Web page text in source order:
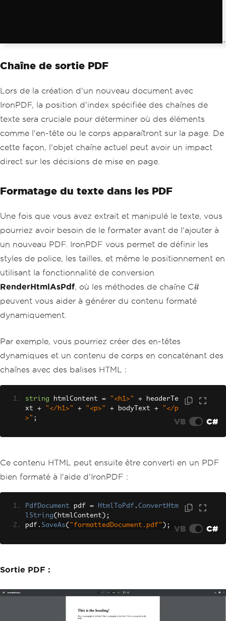
Chaîne de sortie PDF
Lors de la création d'un nouveau document avec
IronPDF, la position d'index spécifiée des chaînes de
texte sera cruciale pour déterminer où des éléments
comme l'en-tête ou le corps apparaîtront sur la page. De
cette façon, l'objet chaîne actuel peut avoir un impact
direct sur les décisions de mise en page.
Formatage du texte dans les PDF
Une fois que vous avez extrait et manipulé le texte, vous
pourriez avoir besoin de le formater avant de l'ajouter à
un nouveau PDF. IronPDF vous permet de définir les
styles de police, les tailles, et même le positionnement en
utilisant la fonctionnalité de conversion
RenderHtmlAsPdf, où les méthodes de chaîne C#
peuvent vous aider à générer du contenu formaté
dynamiquement.
Par exemple, vous pourriez créer des en-têtes
dynamiques et un contenu de corps en concaténant des
chaînes avec des balises HTML :
string htmlContent = "<h1>" + headerTe
xt + "</h1>" + "<p>" + bodyText +
"</p
>" ; VB C#
Ce contenu HTML peut ensuite être converti en un PDF
bien formaté à l'aide d'IronPDF :
PdfDocument pdf = HtmlToPdf . ConvertHtm
lString( htmlContent );
pdf . SaveAs( "formattedDocument.pdf" ); VB C#
Sortie PDF :